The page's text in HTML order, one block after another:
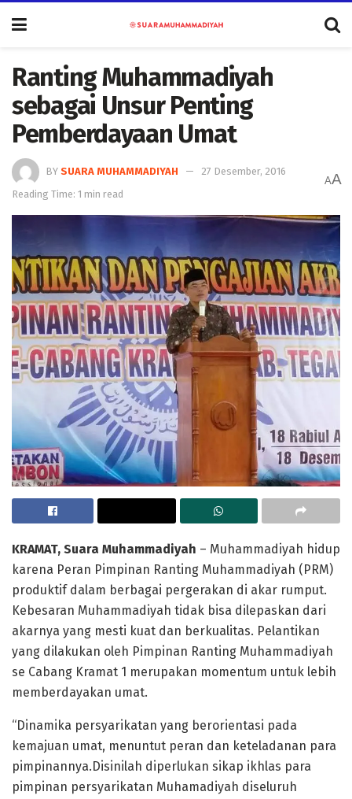
Ranting Muhammadiyah
sebagai Unsur Penting
Pemberdayaan Umat
BY SUARA MUHAMMADIYAH
27 Desember, 2016
Reading Time: 1 min read
AA
KRAMAT, Suara Muhammadiyah – Muhammadiyah hidup
karena Peran Pimpinan Ranting Muhammadiyah (PRM)
produktif dalam berbagai pergerakan di akar rumput.
Kebesaran Muhammadiyah tidak bisa dilepaskan dari
akarnya yang mesti kuat dan berkualitas. Pelantikan
yang dilakukan oleh Pimpinan Ranting Muhammadiyah
se Cabang Kramat 1 merupakan momentum untuk lebih
memberdayakan umat.
“Dinamika persyarikatan yang berorientasi pada
kemajuan umat, menuntut peran dan keteladanan para
pimpinannya.Disinilah diperlukan sikap ikhlas para
pimpinan persyarikatan Muhamadiyah diseluruh